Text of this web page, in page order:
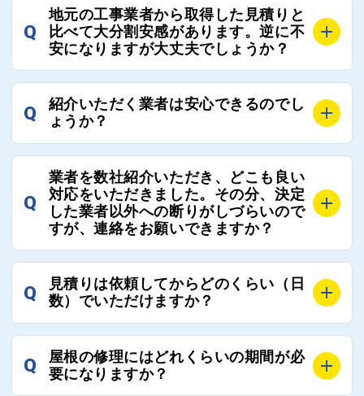
また、選定に迷った際などは屋根コネクト事務局へご
連絡いただければ、お客様の屋根修理を全面的にフォ
ローさせていただきます。お気軽にご相談ください。
全国300社以上の登録業者がございますので、プラス
でご紹介の要望をいただければ、即時屋根コネクトに
て対応させていただきます。お気軽にお申し付けくだ
Q
地元の工事業者から取得した見積りと
比べて大分割安感があります。逆に不
安になりますが大丈夫でしょうか？
残念ながら、リフォーム業界は費用の内訳に不透明な
部分が多く、一見同じ工事でも１００万円以上の差が
屋根コネクトではそのような不安を抱えてしまう屋根
の修理において、適正で公正な工事業者選びのお手伝
いをさせていただくサイトでございます。
まだまだそのような業界だからこそ比較が重要になり
ますので、是非屋根コネクトを活用ください。
Q
紹介いただく業者は安心できるのでし
ょうか？
屋根コネクトでは、お客様の安心を支える「優良工事
業者チェック制度」を設けております。
屋根コネクトにて定期的にお客様アンケートを実施
し、そこで評価の低かった業者は事実確認の上で、屋
根コネクトの判断により即時登録を解除できる契約と
優良業者のみをご紹介できる体制により、お客様の安
心と信頼を維持しております。
Q
業者を数社紹介いただき、どこも良い
対応をいただきました。その分、決定
した業者以外への断りがしづらいので
すが、連絡をお願いできますか？
屋根コネクトにお任せください。屋根コネクトでは、
工事業者へのお断りも無料で代行しております。
れる必要はございませんので、いつでもお気軽にご相
談ください。
Q
見積りは依頼してからどのくらい（日
数）でいただけますか？
工事業者にもよりますが、おおよそ現地調査後3日～1
週間前後にはお届けできます。
Q
屋根の修理にはどれくらいの期間が必
要になりますか？